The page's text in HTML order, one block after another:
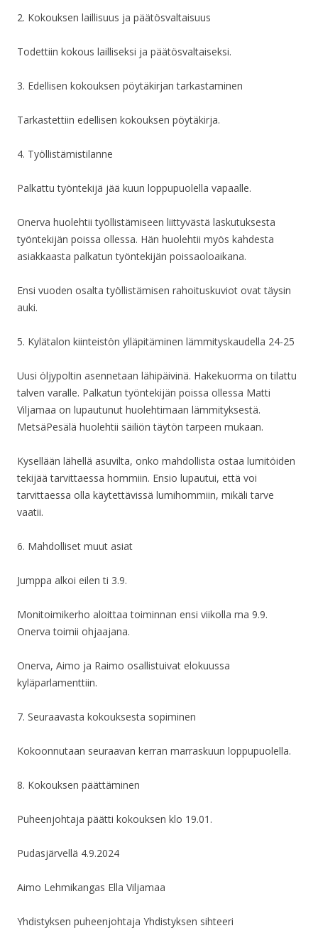
2. Kokouksen laillisuus ja päätösvaltaisuus
Todettiin kokous lailliseksi ja päätösvaltaiseksi.
3. Edellisen kokouksen pöytäkirjan tarkastaminen
Tarkastettiin edellisen kokouksen pöytäkirja.
4. Työllistämistilanne
Palkattu työntekijä jää kuun loppupuolella vapaalle.
Onerva huolehtii työllistämiseen liittyvästä laskutuksesta
työntekijän poissa ollessa. Hän huolehtii myös kahdesta
asiakkaasta palkatun työntekijän poissaoloaikana.
Ensi vuoden osalta työllistämisen rahoituskuviot ovat täysin
auki.
5. Kylätalon kiinteistön ylläpitäminen lämmityskaudella 24-25
Uusi öljypoltin asennetaan lähipäivinä. Hakekuorma on tilattu
talven varalle. Palkatun työntekijän poissa ollessa Matti
Viljamaa on lupautunut huolehtimaan lämmityksestä.
MetsäPesälä huolehtii säiliön täytön tarpeen mukaan.
Kysellään lähellä asuvilta, onko mahdollista ostaa lumitöiden
tekijää tarvittaessa hommiin. Ensio lupautui, että voi
tarvittaessa olla käytettävissä lumihommiin, mikäli tarve
vaatii.
6. Mahdolliset muut asiat
Jumppa alkoi eilen ti 3.9.
Monitoimikerho aloittaa toiminnan ensi viikolla ma 9.9.
Onerva toimii ohjaajana.
Onerva, Aimo ja Raimo osallistuivat elokuussa
kyläparlamenttiin.
7. Seuraavasta kokouksesta sopiminen
Kokoonnutaan seuraavan kerran marraskuun loppupuolella.
8. Kokouksen päättäminen
Puheenjohtaja päätti kokouksen klo 19.01.
Pudasjärvellä 4.9.2024
Aimo Lehmikangas Ella Viljamaa
Yhdistyksen puheenjohtaja Yhdistyksen sihteeri